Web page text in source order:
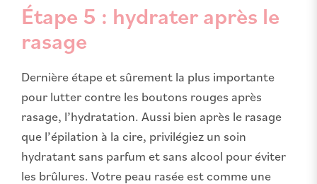
Étape 5 : hydrater après le
rasage
Dernière étape et sûrement la plus importante
pour lutter contre les boutons rouges après
rasage, l’hydratation. Aussi bien après le rasage
que l’épilation à la cire, privilégiez un soin
hydratant sans parfum et sans alcool pour éviter
les brûlures. Votre peau rasée est comme une